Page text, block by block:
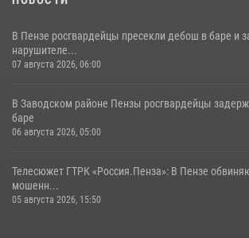
В Пензе росгвардейцы пресекли дебош в баре и
нарушителе...
07 августа 2026, 06:00
В Заводском районе Пензы росгвардейцы
баре
06 августа 2026, 05:00
Телесюжет ГТРК «Россия.Пенза»: В Пензе
мошенн...
05 августа 2026, 15:50